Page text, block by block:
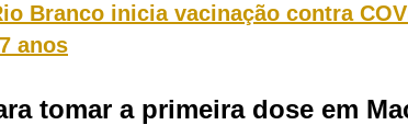
Branco inicia vacinação contra
anos
tomar a primeira dose em